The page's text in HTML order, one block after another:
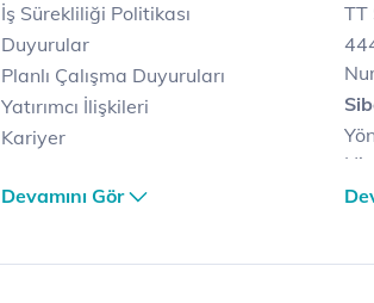
İş Sürekliliği Politikası
Duyurular
Planlı Çalışma Duyuruları
Yatırımcı İlişkileri
Kariyer
Dağıtım
Hizmet Kalitesi Raporları
Devamını Gör
TT